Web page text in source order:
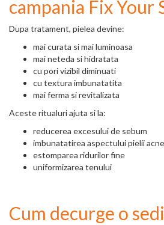
campania Fix Your
Dupa tratament, pielea devine:
mai curata si mai luminoasa
mai neteda si hidratata
cu pori vizibil diminuati
cu textura imbunatatita
mai ferma si revitalizata
Aceste ritualuri ajuta si la:
reducerea excesului de sebum
imbunatatirea aspectului pielii
estomparea ridurilor fine
uniformizarea tenului
Cum decurge o